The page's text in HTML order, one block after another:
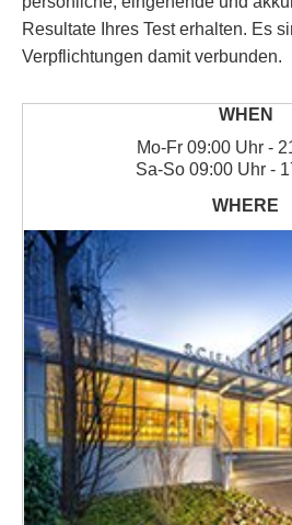
Resultate Ihres Test erhalten. Es
Verpflichtungen damit verbunden.
Mo-Fr 09:00 Uhr -
Sa-So 09:00 Uhr -